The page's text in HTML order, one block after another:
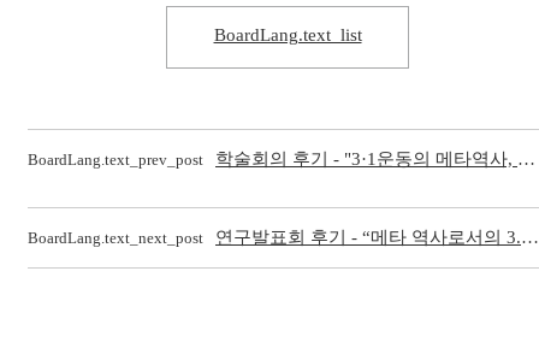
BoardLang.text_list
BoardLang.text_prev_post 학술회의 후기 - "3·1운동의 메타역사, 3·1운동 연구사의 재검토"
BoardLang.text_next_post 연구발표회 후기 - “메타 역사로서의 3.1운동사 연구, 3.1운동 인식사의 재검토”